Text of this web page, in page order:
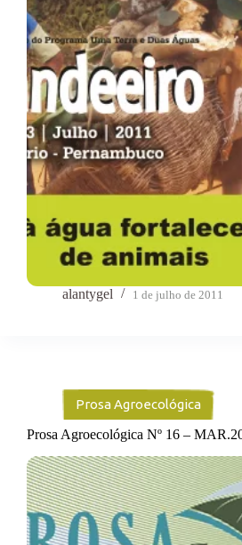
alantygel 1 de julho de 2011
Prosa Agroecológica
Prosa Agroecológica Nº 16 –